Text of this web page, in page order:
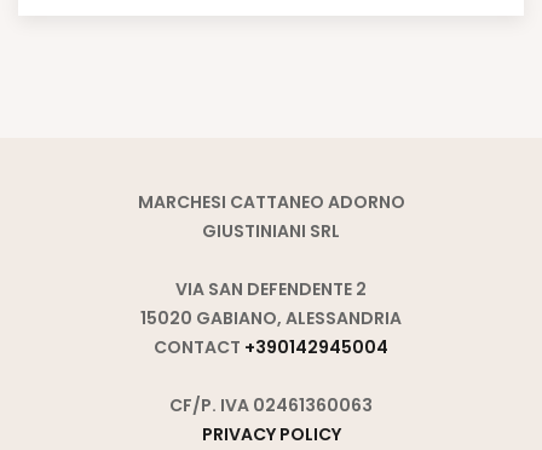
MARCHESI CATTANEO ADORNO
GIUSTINIANI SRL
VIA SAN DEFENDENTE 2
15020 GABIANO, ALESSANDRIA
CONTACT +390142945004
CF/P. IVA 02461360063
PRIVACY POLICY